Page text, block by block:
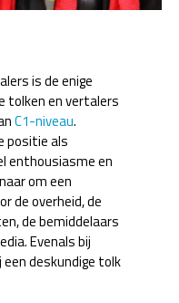
is de enige
tolken en vertalers
C1-niveau.
positie als
enthousiasme en
om een
de overheid, de
de bemiddelaars
Evenals bij
deskundige tolk